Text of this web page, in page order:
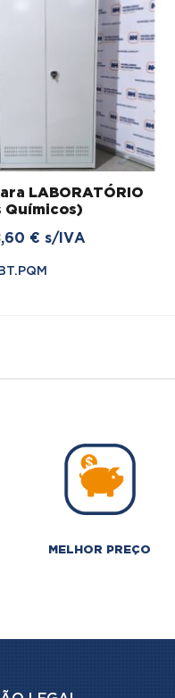
LABORATÓRIO
Químicos)
€ s/IVA
MELHOR PREÇO